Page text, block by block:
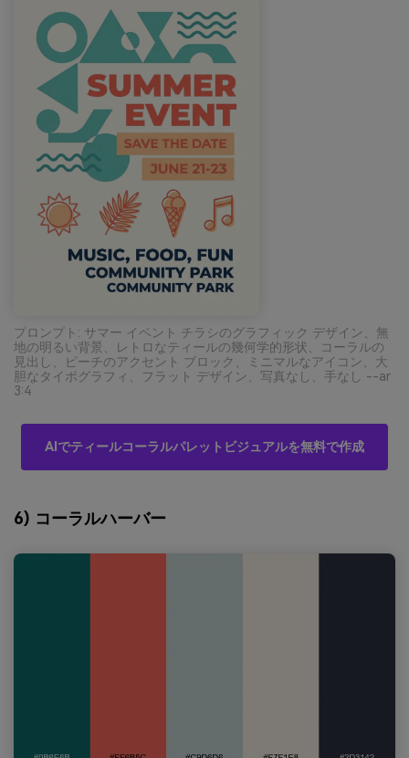
プロンプト: サマー イベント チラシのグラフィック デザイン、無
地の明るい背景、レトロなティールの幾何学的形状、コーラルの
見出し、ピーチのアクセント ブロック、ミニマルなアイコン、大
胆なタイポグラフィ、フラット デザイン、写真なし、手なし --ar
3:4
AIでティールコーラルパレットビジュアルを無料で作成
6) コーラルハーバー